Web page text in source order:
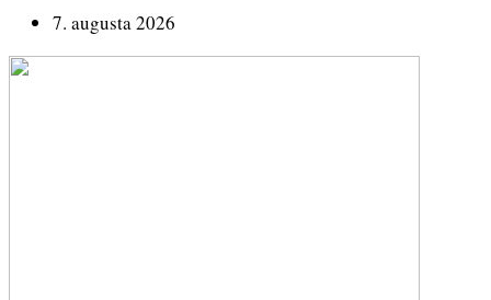
7. augusta 2026